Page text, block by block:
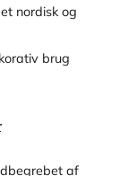
nordisk og
brug
af